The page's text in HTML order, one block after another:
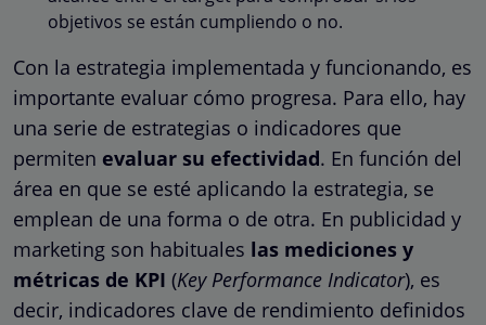
objetivos se están cumpliendo o no.
Con la estrategia implementada y funcionando, es
importante evaluar cómo progresa. Para ello, hay
una serie de estrategias o indicadores que
permiten evaluar su efectividad. En función del
área en que se esté aplicando la estrategia, se
emplean de una forma o de otra. En publicidad y
marketing son habituales las mediciones y
métricas de KPI (Key Performance Indicator), es
decir, indicadores clave de rendimiento definidos